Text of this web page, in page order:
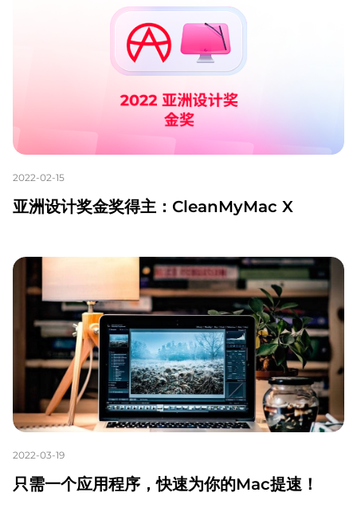
2022-02-15
亚洲设计奖金奖得主：CleanMyMac X
2022-03-19
只需一个应用程序，快速为你的Mac提速！